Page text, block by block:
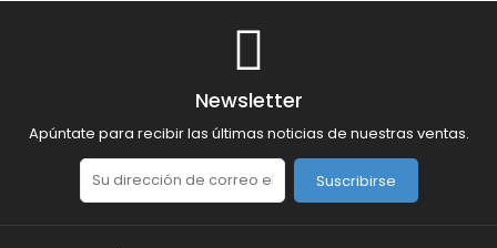
Newsletter
Apúntate para recibir las últimas noticias de nuestras ventas.
Suscribirse